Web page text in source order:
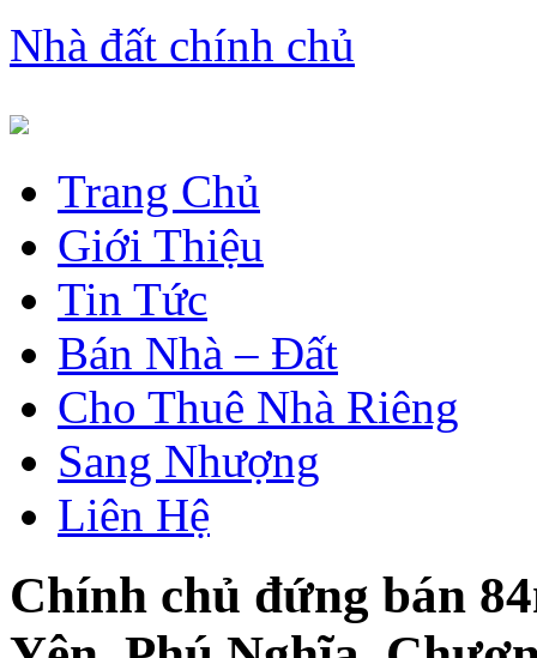
Nhà đất chính chủ
Trang Chủ
Giới Thiệu
Tin Tức
Bán Nhà – Đất
Cho Thuê Nhà Riêng
Sang Nhượng
Liên Hệ
Chính chủ đứng bán